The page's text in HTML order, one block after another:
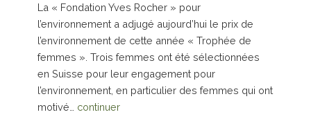
La « Fondation Yves Rocher » pour
l’environnement a adjugé aujourd’hui le prix de
l’environnement de cette année « Trophée de
femmes ». Trois femmes ont été sélectionnées
en Suisse pour leur engagement pour
l’environnement, en particulier des femmes qui ont
motivé… continuer